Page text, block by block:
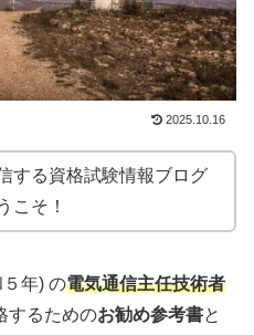
2025.10.16
する資格試験情報ブログ
こそ！
年) の電気通信主任技術者
するためのお勧め参考書と